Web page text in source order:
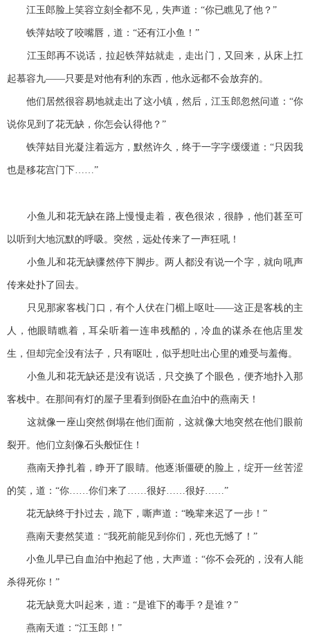
江玉郎脸上笑容立刻全都不见，失声道：“你已瞧见了他？”
铁萍姑咬了咬嘴唇，道：“还有江小鱼！”
江玉郎再不说话，拉起铁萍姑就走，走出门，又回来，从床上扛
起慕容九——只要是对他有利的东西，他永远都不会放弃的。
他们居然很容易地就走出了这小镇，然后，江玉郎忽然问道：“你
说你见到了花无缺，你怎会认得他？”
铁萍姑目光凝注着远方，默然许久，终于一字字缓缓道：“只因我
也是移花宫门下……”
小鱼儿和花无缺在路上慢慢走着，夜色很浓，很静，他们甚至可
以听到大地沉默的呼吸。突然，远处传来了一声狂吼！
小鱼儿和花无缺骤然停下脚步。两人都没有说一个字，就向吼声
传来处扑了回去。
只见那家客栈门口，有个人伏在门楣上呕吐——这正是客栈的主
人，他眼睛瞧着，耳朵听着一连串残酷的，冷血的谋杀在他店里发
生，但却完全没有法子，只有呕吐，似乎想吐出心里的难受与羞侮。
小鱼儿和花无缺还是没有说话，只交换了个眼色，便齐地扑入那
客栈中。在那间有灯的屋子里看到倒卧在血泊中的燕南天！
这就像一座山突然倒塌在他们面前，这就像大地突然在他们眼前
裂开。他们立刻像石头般怔住！
燕南天挣扎着，睁开了眼睛。他逐渐僵硬的脸上，绽开一丝苦涩
的笑，道：“你……你们来了……很好……很好……”
花无缺终于扑过去，跪下，嘶声道：“晚辈来迟了一步！”
燕南天妻然笑道：“我死前能见到你们，死也无憾了！”
小鱼儿早已自血泊中抱起了他，大声道：“你不会死的，没有人能
杀得死你！”
花无缺竟大叫起来，道：“是谁下的毒手？是谁？”
燕南天道：“江玉郎！”